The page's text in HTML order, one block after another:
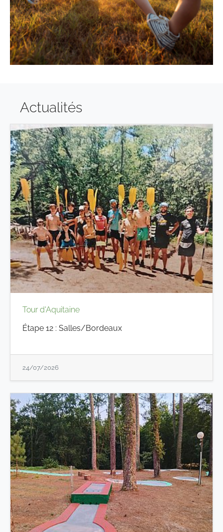
Actualités
Tour d'Aquitaine
Étape 12 : Salles/Bordeaux
24/07/2026